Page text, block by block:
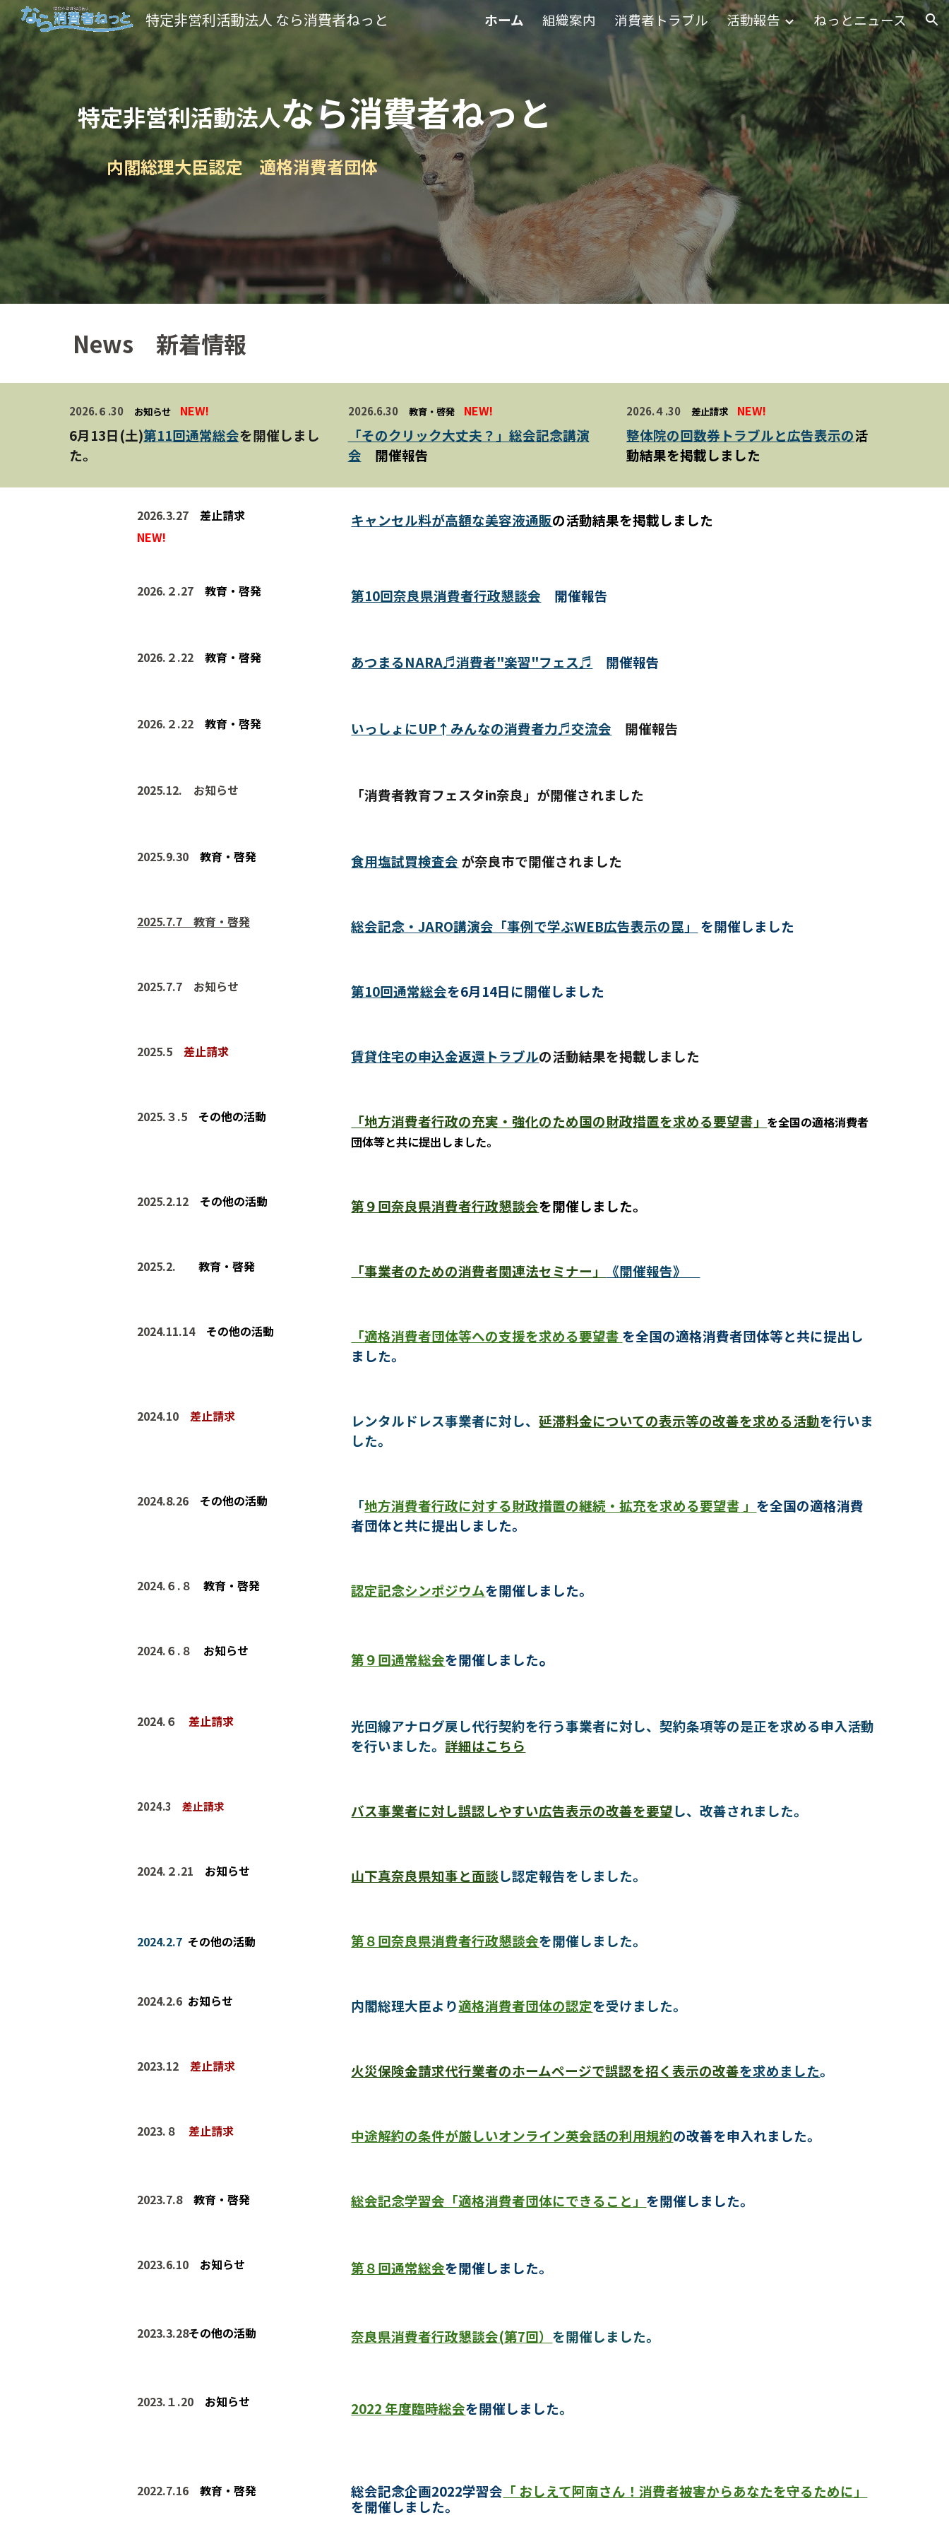
Skip to main content Skip to navigation
特定非営利活動法人 なら消費者ねっと ホーム 組織案内 消費者トラブル 活動報告 ねっとニュース
特定非営利活動法人なら消費者ねっと
内閣総理大臣認定 適格消費者団体
News 新着情報
2026.６ .30 お知らせ NEW!
6月13日(土)第11回通常総会を開催しまし
た。
2026.6.30 教育・啓発 NEW!
「そのクリック大丈夫？」総会記念講演
会
開催報告
2026.４.30 差止請求 NEW!
整体院の回数券トラブルと広告表示の活
動結果を掲載しました
2026.3.27
差止請求
NEW!
キャンセル料が高額な美容液通販の活動結果を掲載しました
2026.２.27教育・啓発 第10回奈良県消費者行政懇談会 開催報告
2026.２.22教育・啓発 あつまるNARA♬消費者"楽習"フェス♬ 開催報告
2026.２.22教育・啓発 いっしょにUP↑みんなの消費者力♬交流会 開催報告
2025.12. お知らせ 「消費者教育フェスタin奈良」が開催されました
2025.9.30教育・啓発 食用塩試買検査会 が奈良市で開催されました
2025.7.7 教育・啓発 総会記念・JARO講演会「事例で学ぶWEB広告表示の罠」 を開催しました
2025.7.7 お知らせ 第10回通常総会を6月14日に開催しました
2025.5差止請求 賃貸住宅の申込金返還トラブルの活動結果を掲載しました
2025.３.5 その他の活動 「地方消費者行政の充実・強化のため国の財政措置を求める要望書」 を全国の適格消費者
団体等と共に提出しました。
2025.2.12 その他の活動 第９回奈良県消費者行政懇談会を開催しました。
2025.2.教育・啓発 「事業者のための消費者関連法セミナー」 《開催報告》
2024.11.14 その他の活動 「適格消費者団体等への支援を求める要望書 を全国の適格消費者団体等と共に提出し
ました。
2024.10 差止請求 レンタルドレス事業者に対し、延滞料金についての表示等の改善を求める活動を行いま
した。
2024.8.26 その他の活動 「地方消費者行政に対する財政措置の継続・拡充を求める要望書 」 を全国の適格消費
者団体と共に提出しました。
2024.６ . ８ 教育・啓発 認定記念シンポジウムを開催しました。
2024.６.８ お知らせ 第９回通常総会を開催しました。
2024.６ 差止請求
光回線アナログ戻し代行契約を行う事業者に対し、契約条項等の是正を求める申入活動
を行いました。詳細はこちら
2024.3 差止請求 バス事業者に対し誤認しやすい広告表示の改善を要望し、改善されました。
2024. ２.21 お知らせ 山下真奈良県知事と面談し認定報告をしました。
2024.2.7 その他の活動 第８回奈良県消費者行政懇談会を開催しました。
2024.2.6 お知らせ 内閣総理大臣より適格消費者団体の認定を受けました。
2023.12 差止請求 火災保険金請求代行業者のホームページで誤認を招く表示の改善を求めました。
2023. ８ 差止請求 中途解約の条件が厳しいオンライン英会話の利用規約の改善を申入れました。
2023.7.8 教育・啓発 総会記念学習会「適格消費者団体にできること」 を開催しました。
2023.6.10 お知らせ 第８回通常総会を開催しました。
2023.3.28その他の活動 奈良県消費者行政懇談会(第7回） を開催しました。
2023.１.20 お知らせ 2022 年度臨時総会を開催しました。
2022.7.16教育・啓発 総会記念企画2022学習会 「 おしえて阿南さん！消費者被害からあなたを守るために」
を開催しました。